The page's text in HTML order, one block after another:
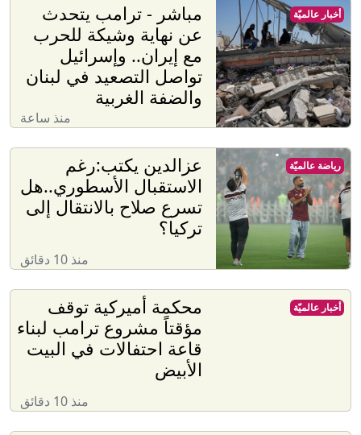
مباشر - ترامب يتحدث
عن نهاية وشيكة للحرب
مع إيران.. وإسرائيل
تواصل التصعيد في لبنان
والضفة الغربية
منذ ساعة
أخبار عالميّة
عزالدين يكتب:رغم
الاستقبال الأسطوري..هل
تسرع صلاح بالانتقال إلى
تركيا؟
منذ 10 دقائق
رياضة عالميّة
محكمة أميركية توقف
مؤقتاً مشروع ترامب لبناء
قاعة احتفالات في البيت
الأبيض
منذ 10 دقائق
أخبار عالميّة